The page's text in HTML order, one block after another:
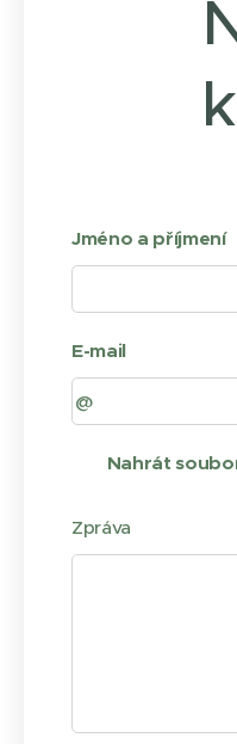
Jméno a příjmení
E-mail
Nahrát
Zpráva